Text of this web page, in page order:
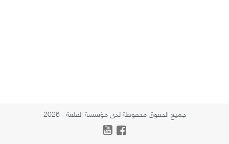
جميع الحقوق محفوظة لدى مؤسسة القلعة - 2026